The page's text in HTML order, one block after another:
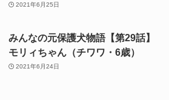
2021年6月25日
みんなの元保護犬物語【第29話】
モリィちゃん（チワワ・6歳）
2021年6月24日